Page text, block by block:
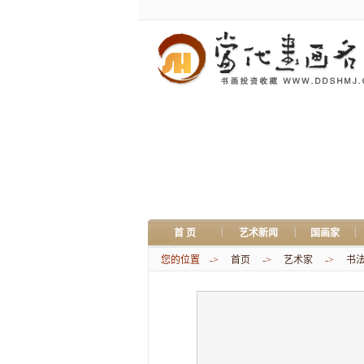
首 页 艺术新闻 国画家
您的位置 -> 首页 -> 艺术家 -> 书